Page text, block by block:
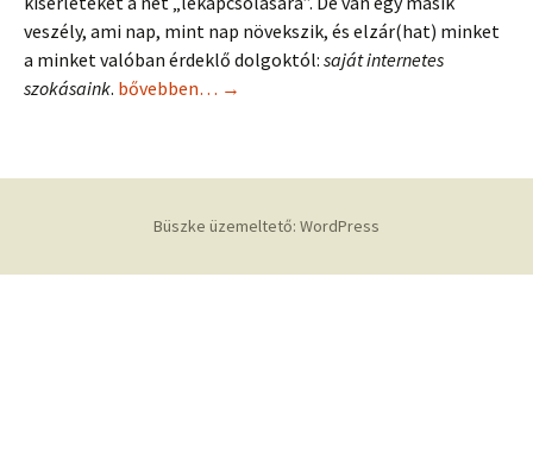
veszély, ami nap, mint nap növekszik, és elzár(hat) minket
a minket valóban érdeklő dolgoktól: saját internetes
szokásaink. Internet és esélyegyenlőség?
bővebben… →
Büszke üzemeltető: WordPress